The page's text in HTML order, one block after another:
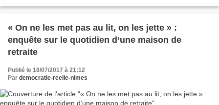
« On ne les met pas au lit, on les jette » :
enquête sur le quotidien d’une maison de
retraite
Publié le 18/07/2017 à 21:12
Par democratie-reelle-nimes